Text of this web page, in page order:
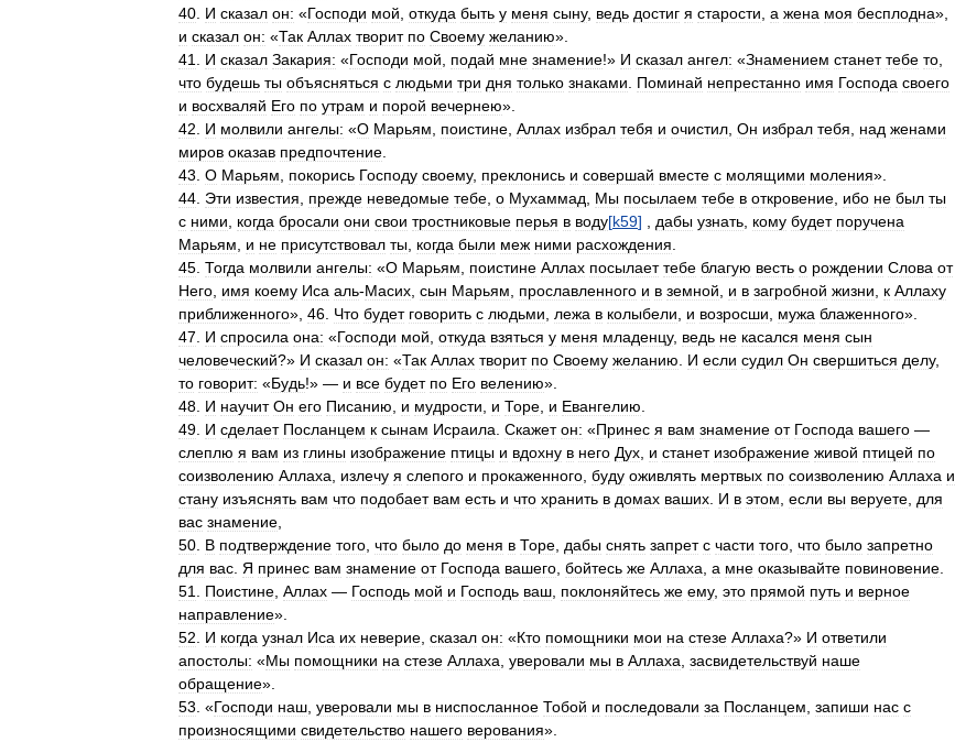
40 И сказал он: «Господи мой откуда быть у меня сыну, ведь достиг я старости а жена моя бесплодна»,
и сказал он: «Так Аллах творит по Своему желанию».
41
И сказал Закария: «Господи мой подай мне знамение!» И сказал ангел: «Знамением станет тебе то
что будешь ты объясняться с людьми три дня только знаками Поминай непрестанно имя Господа своего
и восхваляй Его по утрам и порой вечернею».
42
И молвили ангелы: «О Марьям поистине Аллах избрал тебя и очистил Он избрал тебя над женами
миров оказав предпочтение
43 О Марьям покорись Господу своему, преклонись и совершай вместе с молящими моления».
44 Эти известия прежде неведомые тебе о Мухаммад Мы посылаем тебе в откровение ибо не был ты
с ними когда бросали они свои тростниковые перья в воду[k59] дабы узнать кому будет поручена
Марьям
и не присутствовал ты когда были меж ними расхождения
45 Тогда молвили ангелы: «О Марьям поистине Аллах посылает тебе благую весть о рождении Слова от
Него имя коему Иса аль-Масих сын Марьям прославленного и в земной и в загробной жизни к Аллаху
приближенного», 46 Что будет говорить с людьми лежа в колыбели и возросши мужа блаженного».
47
И спросила она: «Господи мой откуда взяться у меня младенцу, ведь не касался меня сын
человеческий?» И сказал он: «Так Аллах творит по Своему желанию И если судил Он свершиться делу,
то говорит: «Будь!» — и все будет по Его велению».
48 И научит Он его Писанию и мудрости и Торе и Евангелию
49 И сделает Посланцем к сынам Исраила Скажет он: «Принес я вам знамение от Господа вашего —
слеплю я вам из глины изображение птицы и вдохну в него Дух и станет изображение живой птицей по
соизволению Аллаха излечу я слепого и прокаженного буду оживлять мертвых по соизволению Аллаха и
стану изъяснять вам что подобает вам есть и что хранить в домах ваших И в этом если вы веруете для
вас знамение
50 В подтверждение того что было до меня в Торе дабы снять запрет с части того что было запретно
для вас Я принес вам знамение от Господа вашего бойтесь же Аллаха а мне оказывайте повиновение
51
Поистине Аллах — Господь мой и Господь ваш поклоняйтесь же ему, это прямой путь и верное
направление».
52
И когда узнал Иса их неверие сказал он: «Кто помощники мои на стезе Аллаха?» И ответили
апостолы: «Мы помощники на стезе Аллаха уверовали мы в Аллаха засвидетельствуй наше
обращение».
53 . «Господи наш уверовали мы в ниспосланное Тобой и последовали за Посланцем запиши нас с
произносящими свидетельство нашего верования».